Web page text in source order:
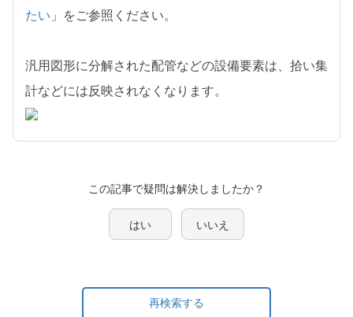
たい 」をご参照ください。
汎用図形に分解された配管などの設備要素は、拾い集
計などには反映されなくなります。
この記事で疑問は解決しましたか？
はい いいえ
再検索する